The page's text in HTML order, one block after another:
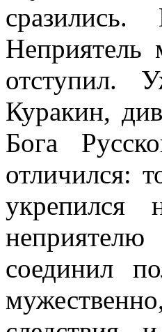
Неприятель
отступил.
Куракин,
Бога
отличился:
соединил